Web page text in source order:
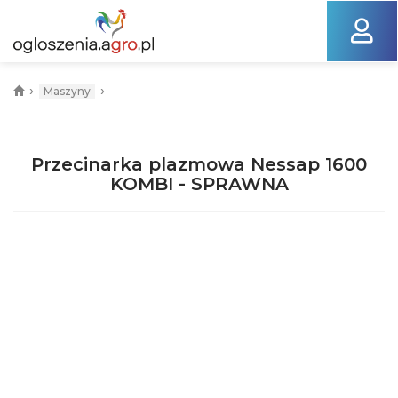
› Maszyny ›
Przecinarka plazmowa Nessap 1600
KOMBI - SPRAWNA